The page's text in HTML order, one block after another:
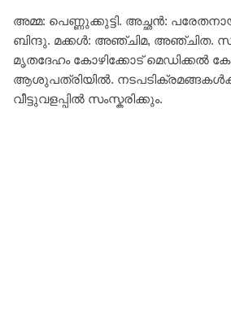
അമ്മ: പെണ്ണുക്കുട്ടി. അച്ഛൻ:
ബിന്ദു. മക്കൾ: അഞ്ചിമ, അഞ്ചിത.
മൃതദേഹം കോഴിക്കോട് മെഡിക്കൽ
ആശുപത്രിയിൽ.
വീട്ടുവളപ്പിൽ സംസ്കരിക്കും.